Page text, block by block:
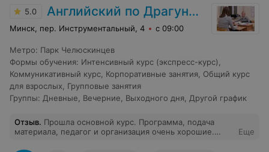
5.0 Английский по Драгункину
Минск, пер. Инструментальный, 4 с 09:00
Метро: Парк Челюскинцев
Формы обучения: Интенсивный курс (экспресс-курс),
Коммуникативный курс, Корпоративные занятия, Общий курс
для взрослых, Групповые занятия
Группы: Дневные, Вечерние, Выходного дня, Другой график
Отзыв. Прошла основной курс. Программа, подача
материала, педагог и организация очень хорошие.
Еще